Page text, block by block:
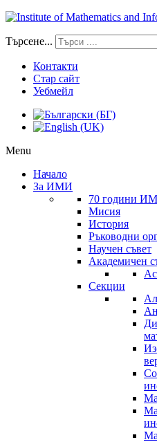
Търсене...
Контакти
Стар сайт
Уебмейл
Menu
Начало
За ИМИ
70 години
Мисия
История
Ръководни
Научен съвет
Академичен
Секции